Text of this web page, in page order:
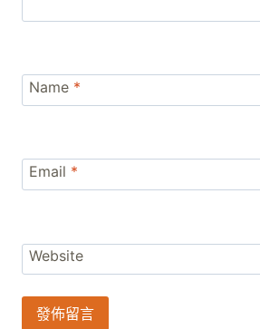
Name *
Email *
Website